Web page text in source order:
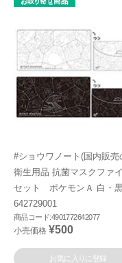
#ショウワノート(国内販売
衛生用品 抗菌マスクファ
セット ポケモンＡ 白・
642729001
商品コード:4901772642077
小売価格 ¥500
お気に入りに登録